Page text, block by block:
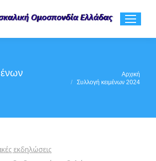
Αρχική
Συλλογή κειμένων 2024
εκδηλώσεις